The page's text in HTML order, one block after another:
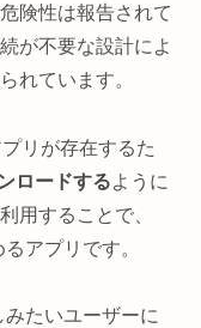
険性は報告されて
が不要な設計によ
れています。
リが存在するた
ロードするように
用することで、
アプリです。
たいユーザーに